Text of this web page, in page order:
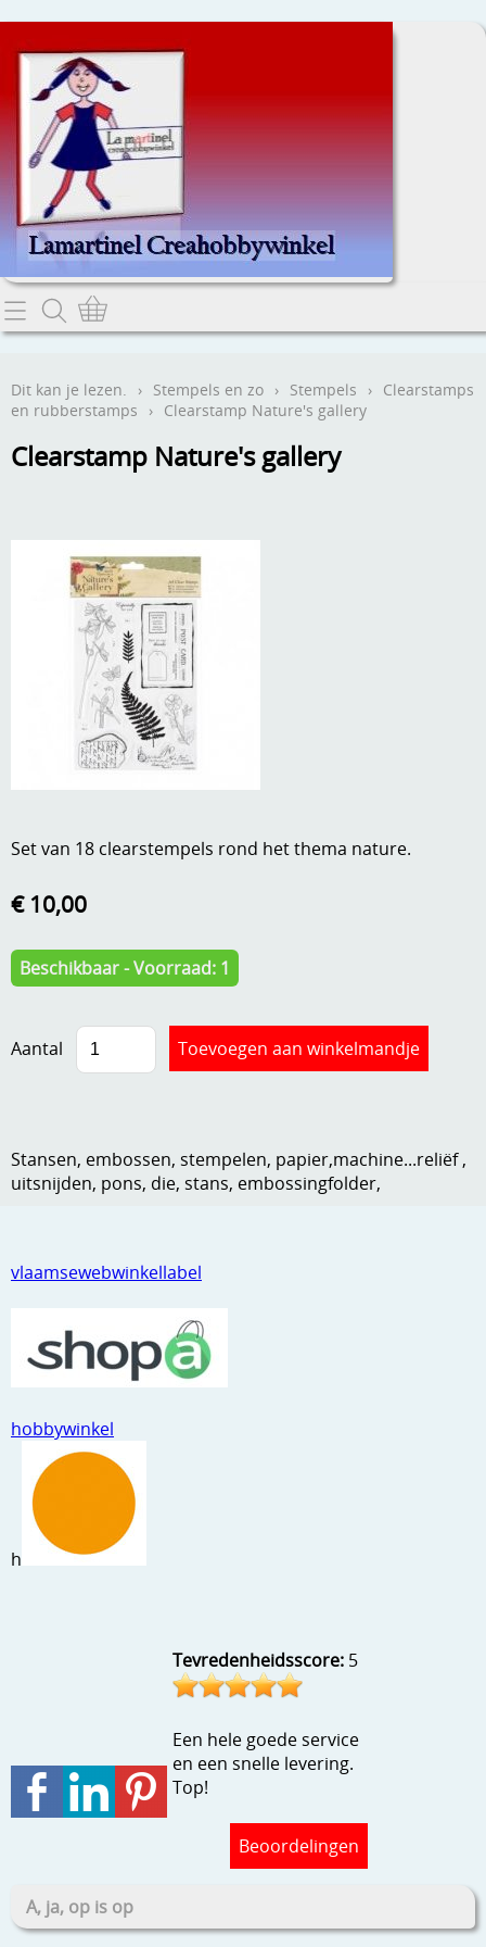
Home
Contact
Webwinkel
Aanbiedingen
Andere
Boeken en magazines
Dies om te stansen
DVD-CD
Hout , MDF, kartonmateriaal, steen
Kleurmateriaal-tekenmateriaal
Knipvellen
Netjes opbergen
Snijmaterialen
Stans machine en embossing machines
Stempels en zo
Template, mask, stencils, grids
Verzend - en verpakkingsk
Mijn account
Anders creatief
vlaamsewebwinkellabel
hobbywinkel
h
Tevredenheidsscore: 5
Een hele goede service
en een snelle levering.
Top!
Beoordelingen
A, ja, op is op
Dit kan je lezen. › Stempels en zo › Stempels › Clearstamps
en rubberstamps
› Clearstamp Nature's gallery
Clearstamp Nature's gallery
Set van 18 clearstempels rond het thema nature.
€ 10,00
Beschikbaar - Voorraad: 1
Aantal
Stansen, embossen, stempelen, papier,machine...reliëf ,
uitsnijden, pons, die, stans, embossingfolder,